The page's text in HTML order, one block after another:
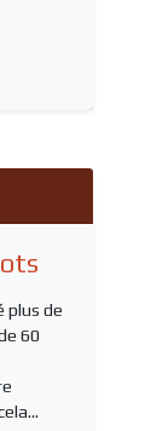
plus de
60